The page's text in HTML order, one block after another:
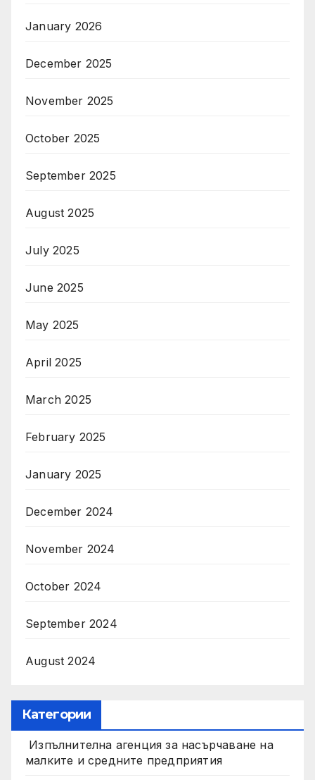
January 2026
December 2025
November 2025
October 2025
September 2025
August 2025
July 2025
June 2025
May 2025
April 2025
March 2025
February 2025
January 2025
December 2024
November 2024
October 2024
September 2024
August 2024
Категории
Изпълнителна агенция за насърчаване на
малките и средните предприятия